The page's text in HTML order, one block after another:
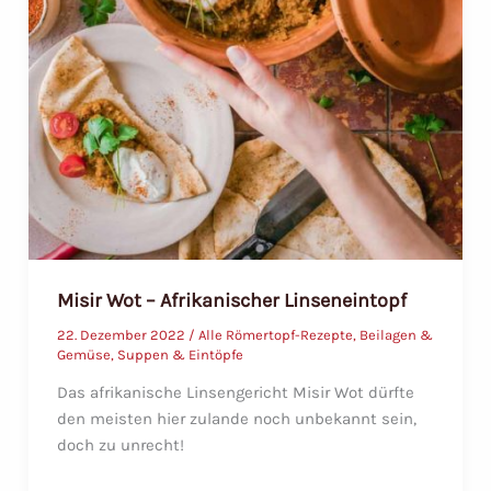
Misir Wot – Afrikanischer Linseneintopf
22. Dezember 2022 / Alle Römertopf-Rezepte, Beilagen &
Gemüse, Suppen & Eintöpfe
Das afrikanische Linsengericht Misir Wot dürfte
den meisten hier zulande noch unbekannt sein,
doch zu unrecht!